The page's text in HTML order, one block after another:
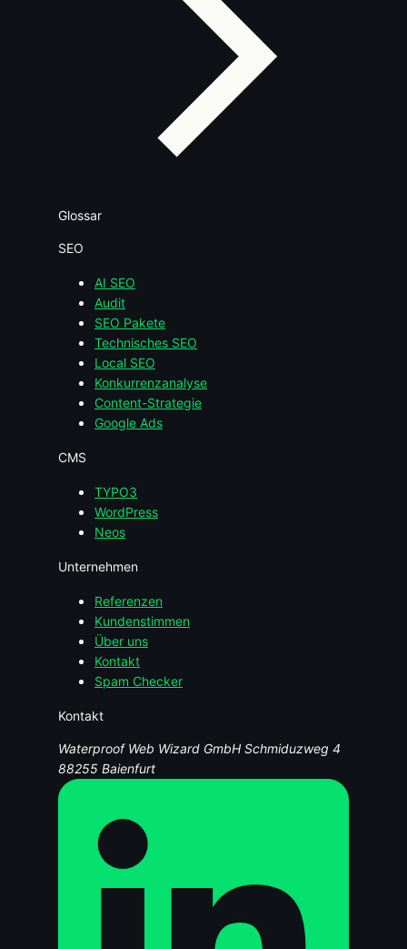
Glossar
SEO
AI SEO
Audit
SEO Pakete
Technisches SEO
Local SEO
Konkurrenzanalyse
Content-Strategie
Google Ads
CMS
TYPO3
WordPress
Neos
Unternehmen
Referenzen
Kundenstimmen
Über uns
Kontakt
Spam Checker
Kontakt
Waterproof Web Wizard GmbH Schmiduzweg 4
88255 Baienfurt